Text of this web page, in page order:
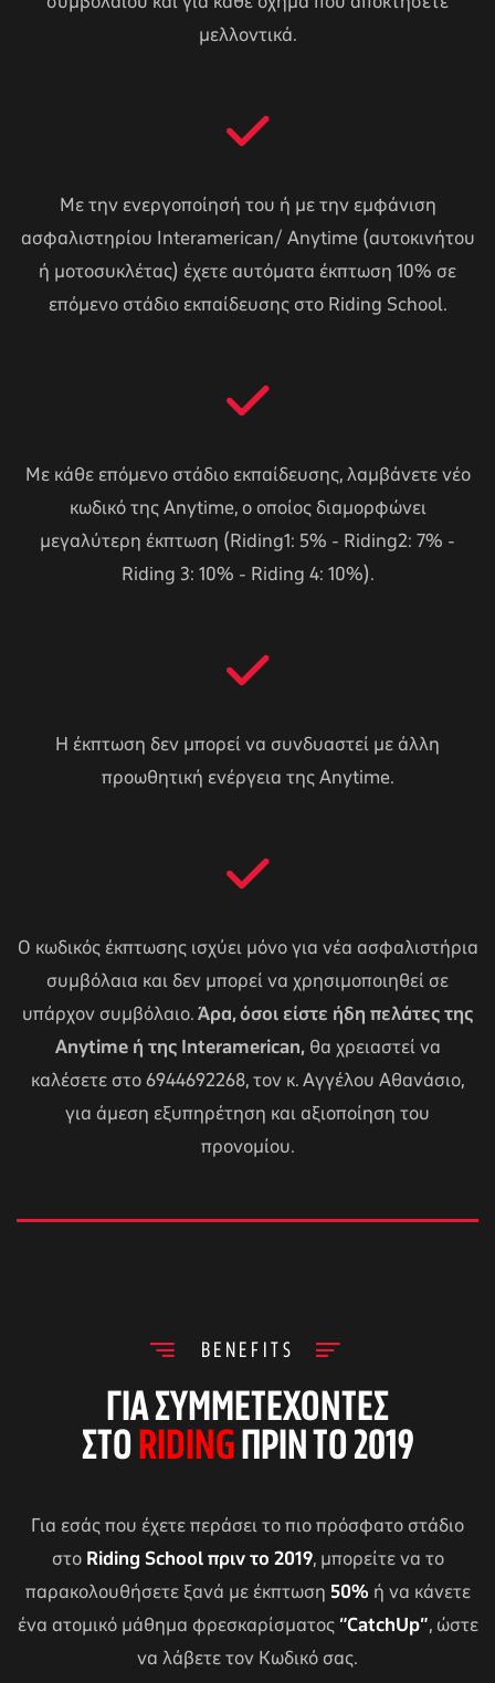
μελλοντικά.
Με την ενεργοποίησή του ή με την εμφάνιση
ασφαλιστηρίου Interamerican/ Anytime (αυτοκινήτου
ή μοτοσυκλέτας) έχετε αυτόματα έκπτωση 10% σε
επόμενο στάδιο εκπαίδευσης στο Riding School.
Με κάθε επόμενο στάδιο εκπαίδευσης, λαμβάνετε νέο
κωδικό της Anytime, ο οποίος διαμορφώνει
μεγαλύτερη έκπτωση (Riding1: 5% - Riding2: 7% -
Riding 3: 10% - Riding 4: 10%).
Η έκπτωση δεν μπορεί να συνδυαστεί με άλλη
προωθητική ενέργεια της Anytime.
Ο κωδικός έκπτωσης ισχύει μόνο για νέα ασφαλιστήρια
συμβόλαια και δεν μπορεί να χρησιμοποιηθεί σε
υπάρχον συμβόλαιο.Άρα, όσοι είστε ήδη πελάτες της
Anytime ή της Interamerican,θα χρειαστεί να
καλέσετε στο 6944692268, τον κ. Αγγέλου Αθανάσιο,
για άμεση εξυπηρέτηση και αξιοποίηση του
προνομίου.
BENEFITS
ΓΙΑ ΣΥΜΜΕΤΈΧΟΝΤΕΣ
ΣΤΟRIDINGΠΡΙΝ ΤΟ 2019
Για εσάς που έχετε περάσει το πιο πρόσφατο στάδιο
στο Riding School πριν το 2019, μπορείτε να το
παρακολουθήσετε ξανά με έκπτωση 50% ή να κάνετε
ένα ατομικό μάθημα φρεσκαρίσματος“CatchUp”, ώστε
να λάβετε τον Κωδικό σας.